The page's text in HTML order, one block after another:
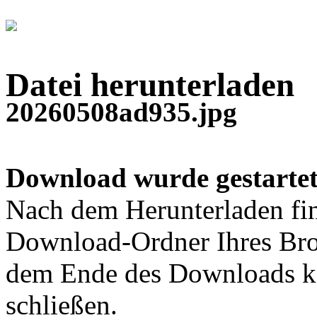
Datei herunterladen
20260508ad935.jpg
Download wurde
Nach dem Herunterladen
Download-Ordner Ihres
dem Ende des Downloads
schließen.